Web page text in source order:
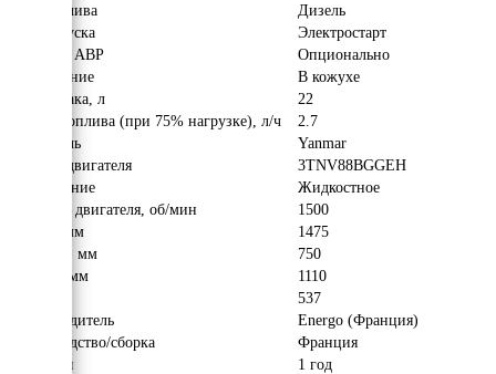
Вид топлива
Дизель
Тип запуска
Электростарт
Наличие АВР
Опционально
Исполнение
В кожухе
Объём бака, л
22
Расход топлива (при 75% нагрузке), л/ч
2.7
Двигатель
Yanmar
Модель двигателя
3TNV88BGGEH
Охлаждение
Жидкостное
Обороты двигателя, об/мин
1500
Длина, мм
1475
Ширина, мм
750
Высота, мм
1110
537
Производитель
Energo (Франция)
Производство/сборка
Франция
Гарантия
1 год